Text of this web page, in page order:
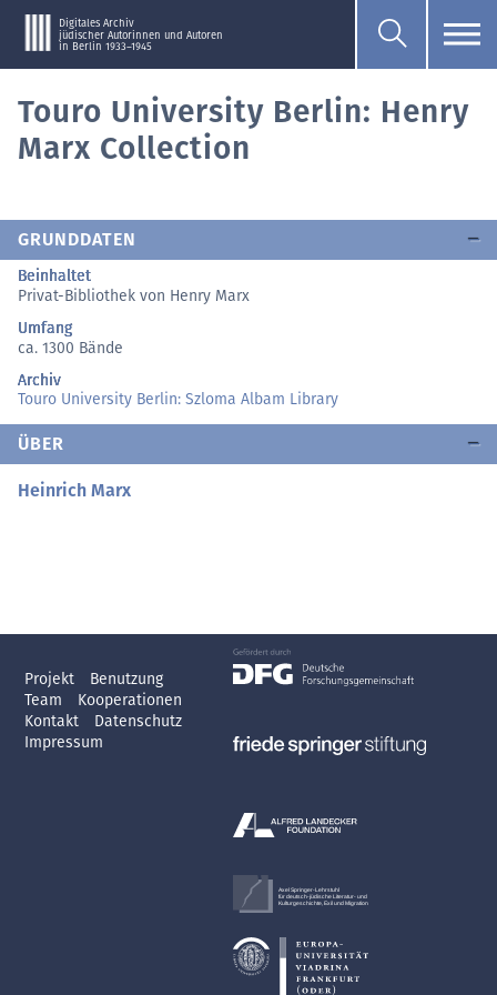
Digitales Archiv
jüdischer Autorinnen und Autoren
in Berlin 1933–1945
Touro University Berlin: Henry
Marx Collection
GRUNDDATEN
Beinhaltet
Privat-Bibliothek von Henry Marx
Umfang
ca. 1300 Bände
Archiv
Touro University Berlin: Szloma Albam Library
ÜBER
Heinrich Marx
Projekt
Benutzung
Team
Kooperationen
Kontakt
Datenschutz
Impressum
Axel Springer-Lehrstuhl
für deutsch-jüdische Literatur- und
Kulturgeschichte, Exil und Migration